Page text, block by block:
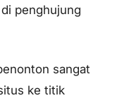
penghujung
sangat
ke titik